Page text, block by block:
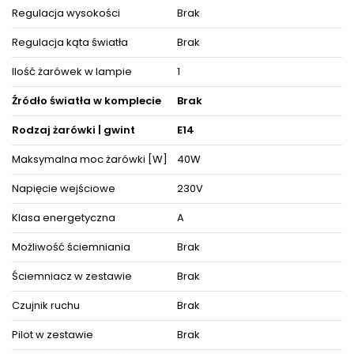
zachwycającą i cieszącą oko dekorację, która nada wnętrzom
niepowtarzalnego wyglądu i elegancji, akcentując zarazem ich
detale i wystrój pośród pozostałych mebli i akcesoriów
wyposażenia wnętrz.
Oświetlenie doskonale prezentuje się pojedynczo oraz w
towarzystwie innych lamp jako instalacje świetlne, dzięki czemu
można dopasować je do różnego typu pomieszczeń.
Produkt posiada certyfikaty zgodności i objęty jest gwarancją
producenta.
Zestaw zawiera instrukcję obsługi oraz elementy niezbędne do
złożenia sprzętu.
ZOBACZ PODOBNE PRODUKTY W KATEGORIACH
Regulacja wysokości
Brak
Regulacja kąta światła
Brak
Ilość żarówek w lampie
1
Źródło światła w komplecie
Brak
Rodzaj żarówki | gwint
E14
Maksymalna moc żarówki [W]
40W
Napięcie wejściowe
230V
Klasa energetyczna
A
Możliwość ściemniania
Brak
Ściemniacz w zestawie
Brak
Czujnik ruchu
Brak
Pilot w zestawie
Brak